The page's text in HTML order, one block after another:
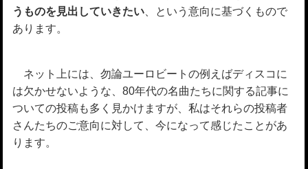
うものを見出していきたい、という意向に基づくもので
あります。
ネット上には、勿論ユーロビートの例えばディスコに
は欠かせないような、80年代の名曲たちに関する記事に
ついての投稿も多く見かけますが、私はそれらの投稿者
さんたちのご意向に対して、今になって感じたことがあ
ります。